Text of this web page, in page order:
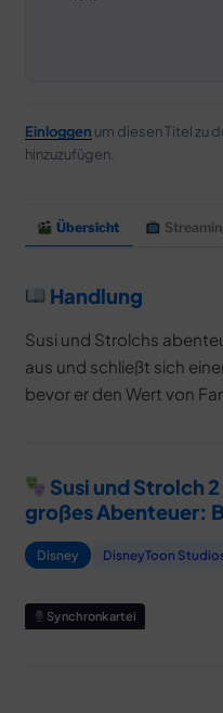
Einloggen um diesen Titel zu
hinzuzufügen.
Übersicht
Handlung
Susi und Strolchs
aus und schließt sich
bevor er den Wert von
Susi und Strolch
großes Abenteuer:
Disney DisneyToon
Synchronkartei